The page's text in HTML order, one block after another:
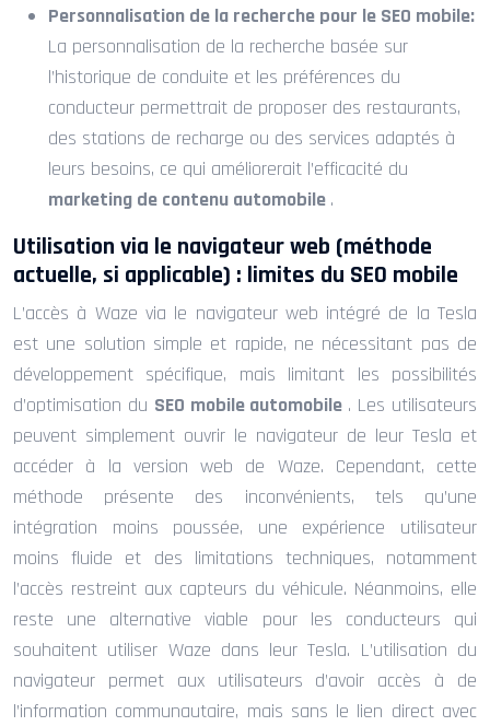
Personnalisation de la recherche pour le SEO mobile:
La personnalisation de la recherche basée sur
l’historique de conduite et les préférences du
conducteur permettrait de proposer des restaurants,
des stations de recharge ou des services adaptés à
leurs besoins, ce qui améliorerait l’efficacité du
marketing de contenu automobile .
Utilisation via le navigateur web (méthode
actuelle, si applicable) : limites du SEO mobile
L’accès à Waze via le navigateur web intégré de la Tesla
est une solution simple et rapide, ne nécessitant pas de
développement spécifique, mais limitant les possibilités
d’optimisation du SEO mobile automobile . Les utilisateurs
peuvent simplement ouvrir le navigateur de leur Tesla et
accéder à la version web de Waze. Cependant, cette
méthode présente des inconvénients, tels qu’une
intégration moins poussée, une expérience utilisateur
moins fluide et des limitations techniques, notamment
l’accès restreint aux capteurs du véhicule. Néanmoins, elle
reste une alternative viable pour les conducteurs qui
souhaitent utiliser Waze dans leur Tesla. L’utilisation du
navigateur permet aux utilisateurs d’avoir accès à de
l’information communautaire, mais sans le lien direct avec